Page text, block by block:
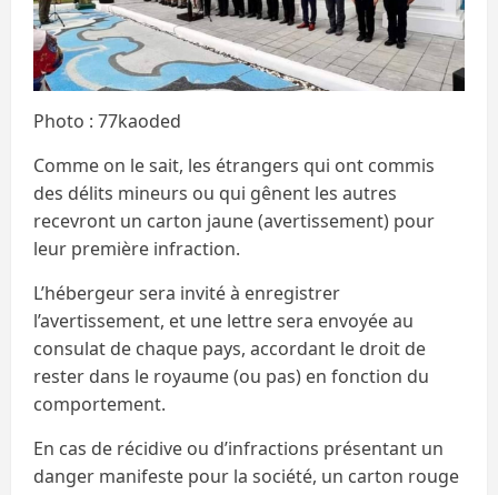
Photo : 77kaoded
Comme on le sait, les étrangers qui ont commis
des délits mineurs ou qui gênent les autres
recevront un carton jaune (avertissement) pour
leur première infraction.
L’hébergeur sera invité à enregistrer
l’avertissement, et une lettre sera envoyée au
consulat de chaque pays, accordant le droit de
rester dans le royaume (ou pas) en fonction du
comportement.
En cas de récidive ou d’infractions présentant un
danger manifeste pour la société, un carton rouge